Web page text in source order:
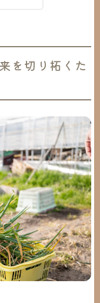
を切り拓くた